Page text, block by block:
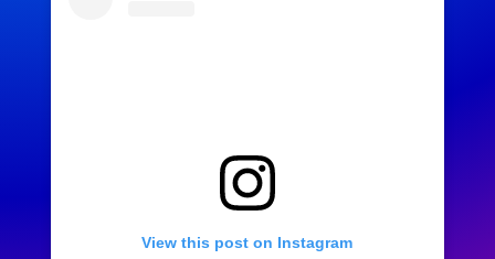
View this post on Instagram